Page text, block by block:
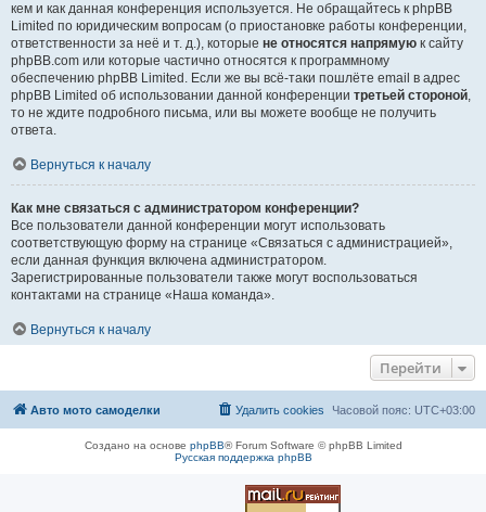
кем и как данная конференция используется. Не обращайтесь к phpBB
Limited по юридическим вопросам (о приостановке работы конференции,
ответственности за неё и т. д.), которые не относятся напрямую к сайту
phpBB.com или которые частично относятся к программному
обеспечению phpBB Limited. Если же вы всё-таки пошлёте email в адрес
phpBB Limited об использовании данной конференции третьей стороной,
то не ждите подробного письма, или вы можете вообще не получить
ответа.
Вернуться к началу
Как мне связаться с администратором конференции?
Все пользователи данной конференции могут использовать
соответствующую форму на странице «Связаться с администрацией»,
если данная функция включена администратором.
Зарегистрированные пользователи также могут воспользоваться
контактами на странице «Наша команда».
Вернуться к началу
Перейти
Авто мото самоделки Часовой пояс: UTC+03:00
Удалить cookies
Создано на основе phpBB® Forum Software © phpBB Limited
Русская поддержка phpBB